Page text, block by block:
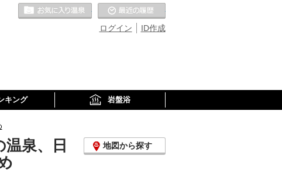
ID作成
ログイン
お気に入りの温泉
キング 岩盤浴
泉、日
地図から探す